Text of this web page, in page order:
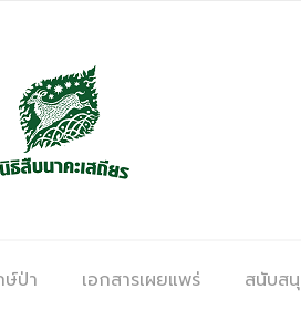
ป่า เอกสารเผยแพร่ สนับส